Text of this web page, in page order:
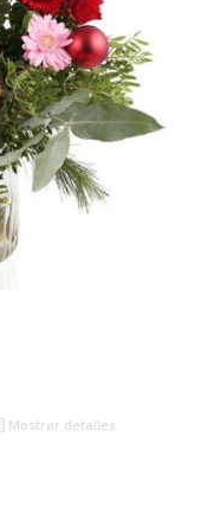
Mostrar detalles